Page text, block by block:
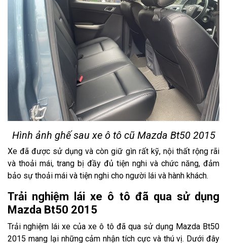
Hình ảnh ghế sau xe ô tô cũ Mazda Bt50 2015
Xe đã được sử dụng và còn giữ gìn rất kỹ, nội thất rộng rãi
và thoải mái, trang bị đầy đủ tiện nghi và chức năng, đảm
bảo sự thoải mái và tiện nghi cho người lái và hành khách.
Trải nghiệm lái xe ô tô đã qua sử dụng
Mazda Bt50 2015
Trải nghiệm lái xe của xe ô tô đã qua sử dụng Mazda Bt50
2015 mang lại những cảm nhận tích cực và thú vị. Dưới đây